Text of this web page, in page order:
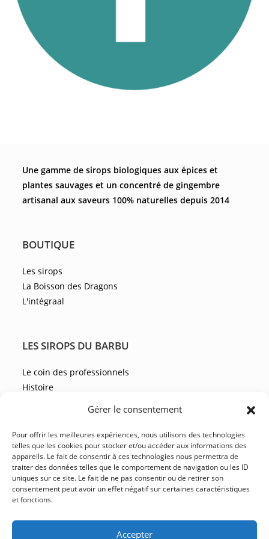
Gérer le consentement
Pour offrir les meilleures expériences, nous utilisons des technologies
telles que les cookies pour stocker et/ou accéder aux informations des
appareils. Le fait de consentir à ces technologies nous permettra de
traiter des données telles que le comportement de navigation ou les ID
uniques sur ce site. Le fait de ne pas consentir ou de retirer son
consentement peut avoir un effet négatif sur certaines caractéristiques
et fonctions.
Accepter
Une gamme de sirops biologiques aux épices et
plantes sauvages et un concentré de gingembre
artisanal aux saveurs 100% naturelles depuis 2014
BOUTIQUE
Les sirops
La Boisson des Dragons
L'intégraal
LES SIROPS DU BARBU
Le coin des professionnels
Histoire
NOUS CONTACTER
FAQ
CGV